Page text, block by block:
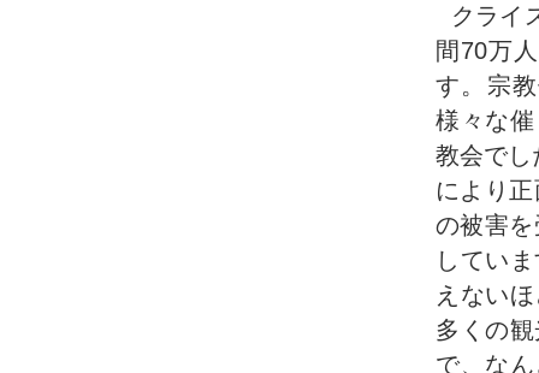
クライ
間70万
す。宗
様々な
教会でし
により
の被害
してい
えない
多くの
で、な